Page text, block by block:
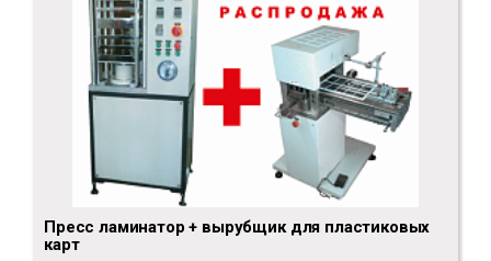
Пресс ламинатор + вырубщик для пластиковых
карт